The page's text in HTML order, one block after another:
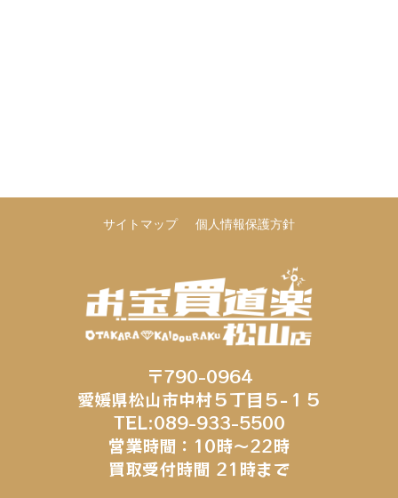
サイトマップ 個人情報保護方針
〒790-0964
愛媛県松山市中村５丁目５−１５
TEL:089-933-5500
営業時間：10時～22時
買取受付時間 21時まで